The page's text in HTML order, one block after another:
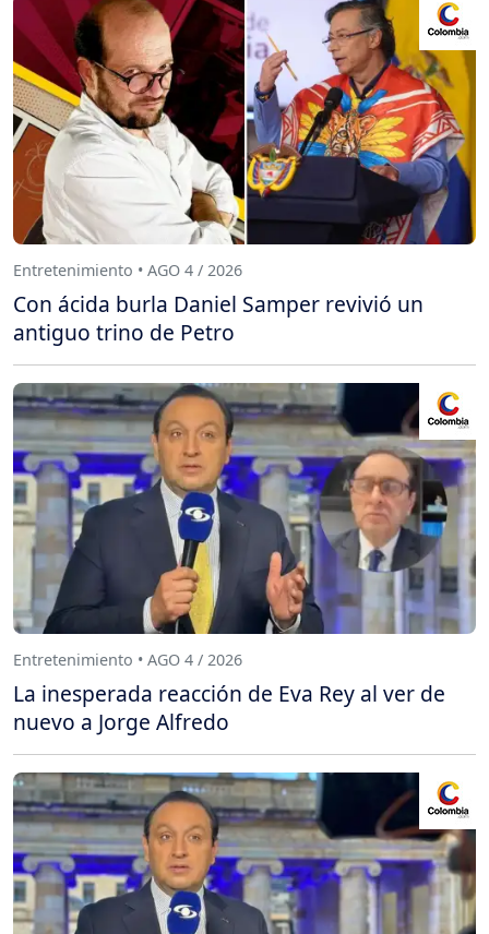
Entretenimiento • AGO 4 / 2026
Con ácida burla Daniel Samper revivió un
antiguo trino de Petro
Entretenimiento • AGO 4 / 2026
La inesperada reacción de Eva Rey al ver de
nuevo a Jorge Alfredo